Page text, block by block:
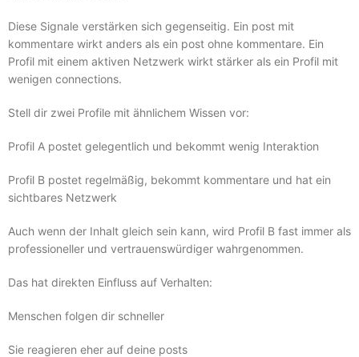
Diese Signale verstärken sich gegenseitig. Ein post mit
kommentare wirkt anders als ein post ohne kommentare. Ein
Profil mit einem aktiven Netzwerk wirkt stärker als ein Profil mit
wenigen connections.
Stell dir zwei Profile mit ähnlichem Wissen vor:
Profil A postet gelegentlich und bekommt wenig Interaktion
Profil B postet regelmäßig, bekommt kommentare und hat ein
sichtbares Netzwerk
Auch wenn der Inhalt gleich sein kann, wird Profil B fast immer als
professioneller und vertrauenswürdiger wahrgenommen.
Das hat direkten Einfluss auf Verhalten:
Menschen folgen dir schneller
Sie reagieren eher auf deine posts